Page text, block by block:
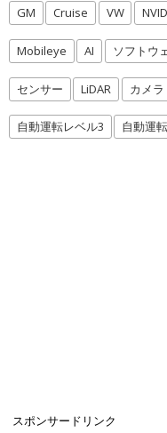
GM Cruise VW
Mobileye AI ソフトウ
センサー LiDAR カメラ
自動運転レベル3 自動運
スポンサードリンク